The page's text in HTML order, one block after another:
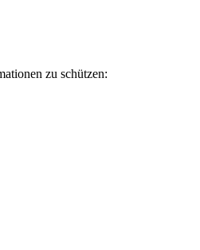
zu schützen: